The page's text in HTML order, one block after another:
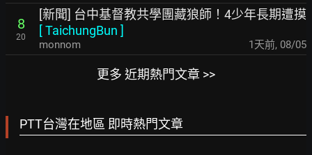
8
20
[新聞] 台中基督教共學團藏狼師！4少年長期遭摸
[TaichungBun ]
monnom 1天前, 08/05
更多 近期熱門文章 >>
PTT台灣在地區 即時熱門文章